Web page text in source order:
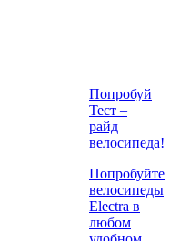
Попробуй
Тест –
райд
велосипеда!
Попробуйте
велосипеды
Electra в
любом